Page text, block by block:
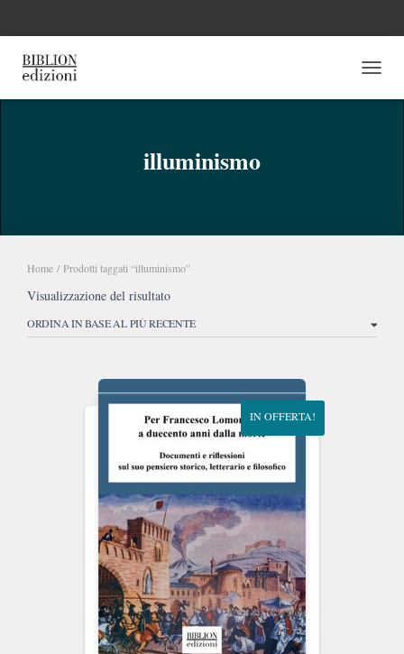
illuminismo
Home / Prodotti taggati “illuminismo”
Visualizzazione del risultato
IN OFFERTA!